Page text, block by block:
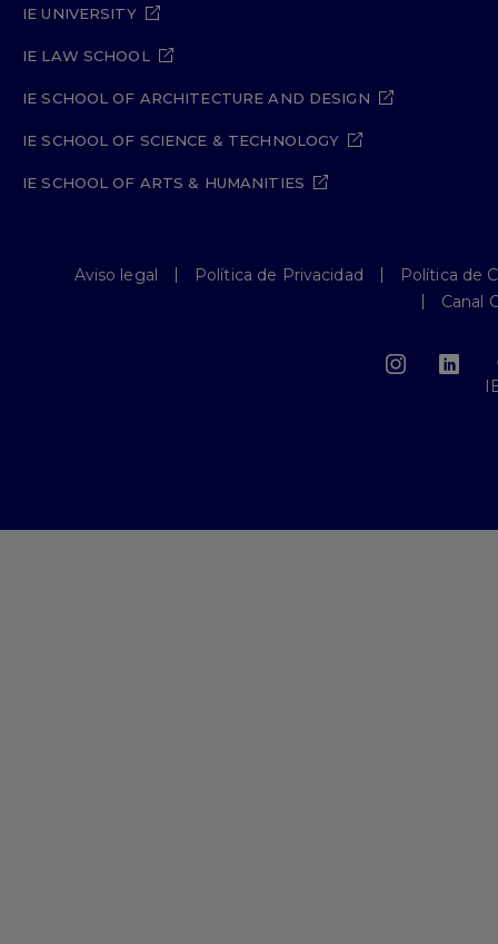
IE UNIVERSITY
IE LAW SCHOOL
IE SCHOOL OF ARCHITECTURE AND DESIGN
IE SCHOOL OF SCIENCE & TECHNOLOGY
IE SCHOOL OF ARTS & HUMANITIES
Aviso legal Política de Privacidad
Política de
Canal